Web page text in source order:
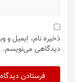
ذخیره نام، ایمیل و
دیدگاهی می‌نویسم.